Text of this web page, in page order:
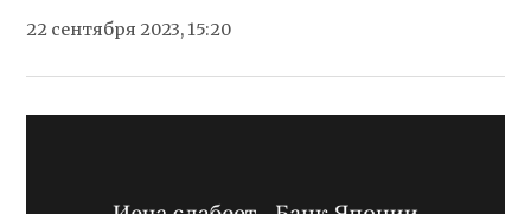
22 сентября 2023, 15:20